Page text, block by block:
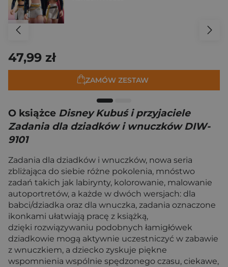
47,99 zł
ZAMÓW ZESTAW
O książce Disney Kubuś i przyjaciele
Zadania dla dziadków i wnuczków DIW-
9101
Zadania dla dziadków i wnuczków, nowa seria
zbliżająca do siebie różne pokolenia, mnóstwo
zadań takich jak labirynty, kolorowanie, malowanie
autoportretów, a każde w dwóch wersjach: dla
babci/dziadka oraz dla wnuczka, zadania oznaczone
ikonkami ułatwiają pracę z książką,
dzięki rozwiązywaniu podobnych łamigłówek
dziadkowie mogą aktywnie uczestniczyć w zabawie
z wnuczkiem, a dziecko zyskuje piękne
wspomnienia wspólnie spędzonego czasu, ciekawe,